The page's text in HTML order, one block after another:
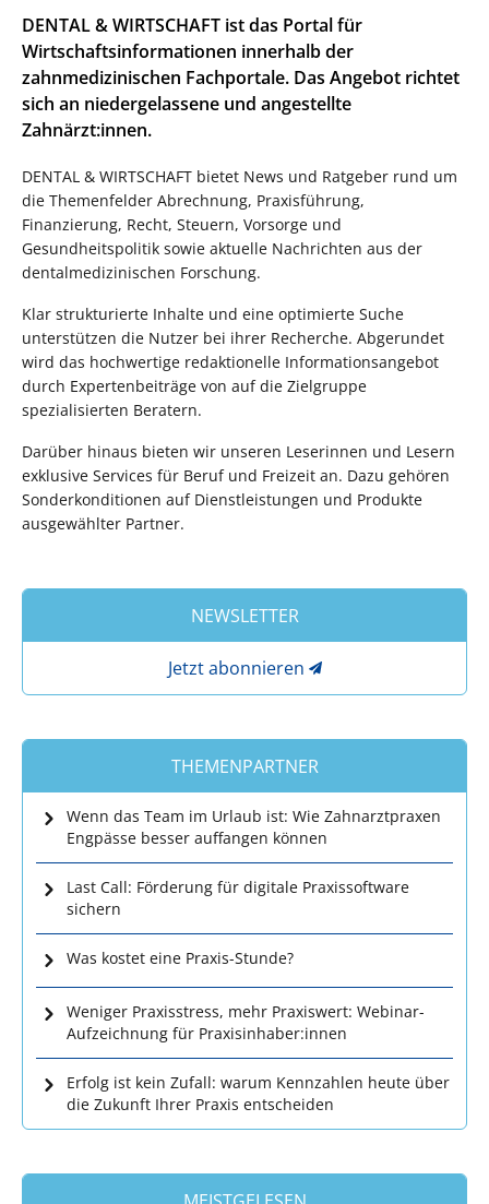
DENTAL & WIRTSCHAFT ist das Portal für
Wirtschaftsinformationen innerhalb der
zahnmedizinischen Fachportale. Das Angebot richtet
sich an niedergelassene und angestellte
Zahnärzt:innen.
DENTAL & WIRTSCHAFT bietet News und Ratgeber rund um
die Themenfelder Abrechnung, Praxisführung,
Finanzierung, Recht, Steuern, Vorsorge und
Gesundheitspolitik sowie aktuelle Nachrichten aus der
dentalmedizinischen Forschung.
Klar strukturierte Inhalte und eine optimierte Suche
unterstützen die Nutzer bei ihrer Recherche. Abgerundet
wird das hochwertige redaktionelle Informationsangebot
durch Expertenbeiträge von auf die Zielgruppe
spezialisierten Beratern.
Darüber hinaus bieten wir unseren Leserinnen und Lesern
exklusive Services für Beruf und Freizeit an. Dazu gehören
Sonderkonditionen auf Dienstleistungen und Produkte
ausgewählter Partner.
NEWSLETTER
Jetzt abonnieren
THEMENPARTNER
Wenn das Team im Urlaub ist: Wie Zahnarztpraxen
Engpässe besser auffangen können
Last Call: Förderung für digitale Praxissoftware
sichern
Was kostet eine Praxis-Stunde?
Weniger Praxisstress, mehr Praxiswert: Webinar-
Aufzeichnung für Praxisinhaber:innen
Erfolg ist kein Zufall: warum Kennzahlen heute über
die Zukunft Ihrer Praxis entscheiden